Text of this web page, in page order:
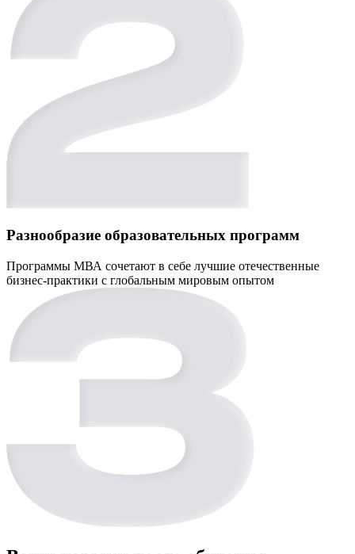
Разнообразие образовательных программ
Программы МВА сочетают в себе лучшие отечественные
бизнес-практики с глобальным мировым опытом